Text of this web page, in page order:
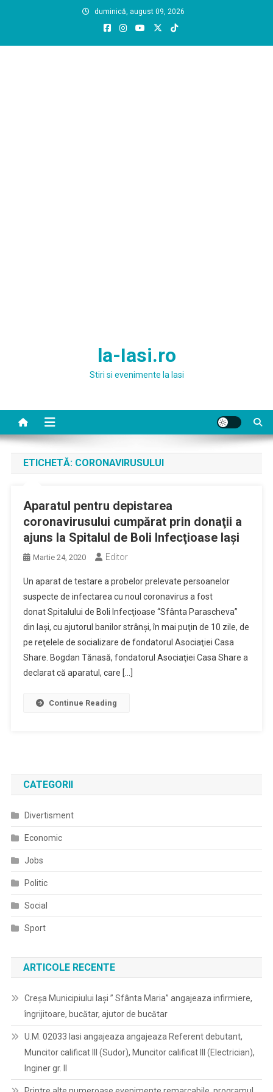
duminică, august 09, 2026
la-Iasi.ro
Stiri si evenimente la Iasi
ETICHETĂ: CORONAVIRUSULUI
Aparatul pentru depistarea
coronavirusului cumpărat prin donaţii a
ajuns la Spitalul de Boli Infecţioase Iaşi
Martie 24, 2020 Editor
Un aparat de testare a probelor prelevate persoanelor
suspecte de infectarea cu noul coronavirus a fost
donat Spitalului de Boli Infecţioase “Sfânta Parascheva”
din Iaşi, cu ajutorul banilor strânşi, în mai puţin de 10 zile, de
pe reţelele de socializare de fondatorul Asociaţiei Casa
Share. Bogdan Tănasă, fondatorul Asociaţiei Casa Share a
declarat că aparatul, care […]
Continue Reading
CATEGORII
Divertisment
Economic
Jobs
Politic
Social
Sport
ARTICOLE RECENTE
Creșa Municipiului Iași ” Sfânta Maria” angajeaza infirmiere,
îngrijitoare, bucătar, ajutor de bucătar
U.M. 02033 Iasi angajeaza angajeaza Referent debutant,
Muncitor calificat III (Sudor), Muncitor calificat III (Electrician),
Inginer gr. II